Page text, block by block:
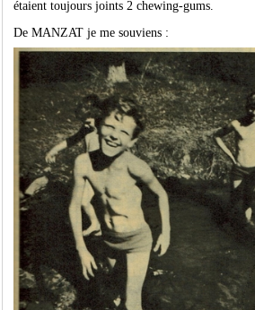
étaient toujours joints 2 chewing-gums.
De MANZAT je me souviens :